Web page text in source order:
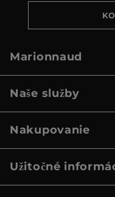
Marionnaud
Naše služby
Nakupovanie
Užitočné